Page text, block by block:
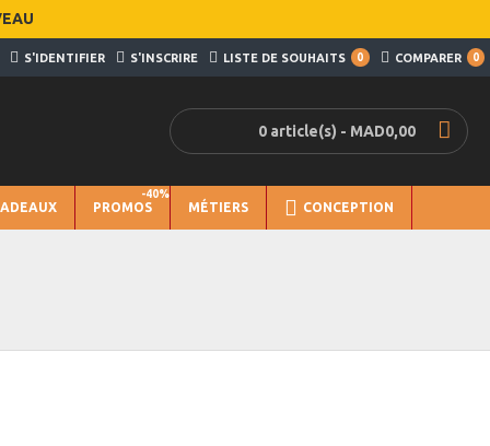
S'IDENTIFIER S'INSCRIRE LISTE DE SOUHAITS 0 COMPARER 0
0 article(s) - MAD0,00
PROMOS
-40%
MÉTIERS CONCEPTION